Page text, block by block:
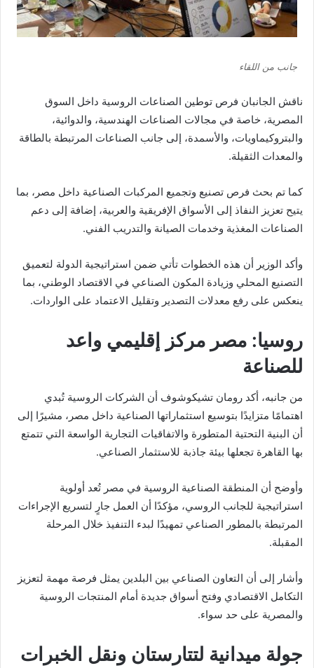
جانب من اللقاء
ناقش الجانبان فرص توطين الصناعات الروسية داخل السوق
المصرية، خاصة في مجالات الصناعات الهندسية، والدوائية،
والبتروكيماويات، والأسمدة، إلى جانب الصناعات المرتبطة بالطاقة
والمعدات الثقيلة.
كما تم بحث فرص تصنيع وتجميع المركبات الصناعية داخل مصر، بما
يتيح تعزيز النفاذ إلى الأسواق الإفريقية والعربية، إضافة إلى دعم
الصناعات المغذية وخدمات الصيانة والتدريب الفني.
وأكد الوزير أن هذه الخطوات تأتي ضمن استراتيجية الدولة لتعميق
التصنيع المحلي وزيادة المكون الصناعي في الاقتصاد الوطني، بما
ينعكس على رفع معدلات التصدير وتقليل الاعتماد على الواردات.
روسيا: مصر مركز إقليمي واعد
للصناعة
من جانبه، أكد رومان تشيكوشوف أن الشركات الروسية تُبدي
اهتمامًا متزايدًا بتوسيع استثماراتها الصناعية داخل مصر، مشيرًا إلى
أن البنية التحتية المتطورة والاتفاقيات التجارية الواسعة التي تتمتع
بها القاهرة تجعلها بيئة جاذبة للاستثمار الصناعي.
وأوضح أن المنطقة الصناعية الروسية في مصر تُعد أولوية
استراتيجية للجانب الروسي، مؤكدًا أن العمل جارٍ لتسريع الإجراءات
المرتبطة بالمطور الصناعي تمهيدًا لبدء التنفيذ خلال المرحلة
المقبلة.
وأشار إلى أن التعاون الصناعي بين البلدين يمثل فرصة مهمة لتعزيز
التكامل الاقتصادي وفتح أسواق جديدة أمام المنتجات الروسية
والمصرية على حد سواء.
جولة ميدانية لتتارستان ونقل الخبرات